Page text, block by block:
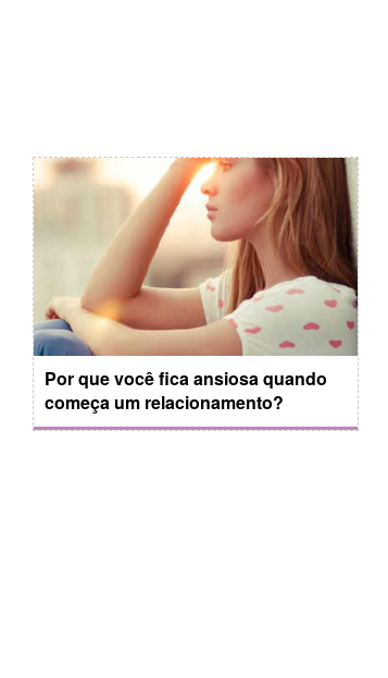
Por que você fica ansiosa quando
começa um relacionamento?